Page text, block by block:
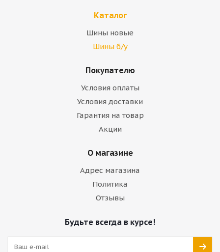
Каталог
Шины новые
Шины б/у
Покупателю
Условия оплаты
Условия доставки
Гарантия на товар
Акции
О магазине
Адрес магазина
Политика
Отзывы
Будьте всегда в курсе!